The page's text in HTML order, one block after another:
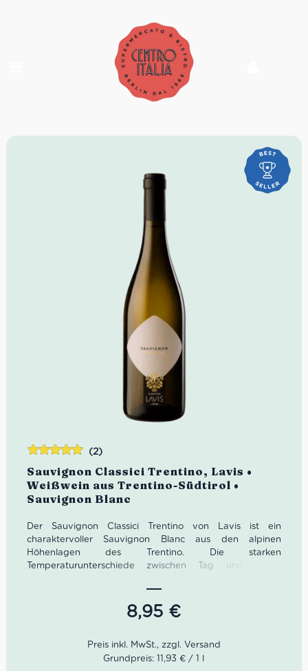
Sauvignon Classici Trentino, Lavis •
Weißwein aus Trentino-Südtirol •
Sauvignon Blanc
(2)
Der Sauvignon Classici Trentino von Lavis ist ein
charaktervoller Sauvignon Blanc aus den alpinen
Höhenlagen des Trentino. Die starken
Temperaturunterschiede zwischen Tag und Nacht
elegante Frische. Im Glas zeigt er sich hellgelb mit
grünlichen Reflexen. In der Nase entfalten sich Noten von
Holunderblüten, weißem Pfirsich, exotischen Früchten
Classici trocken, frisch, vollmundig und harmonisch
mineralisch im Abgang. Ein eleganter italienischer
8,95 €
mit5.00von
5
Grundpreis: 11,93 € / 1 l